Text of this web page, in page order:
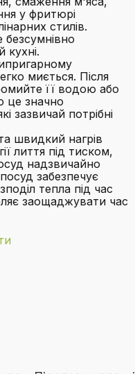
у фритюрі
стилів.
кухні.
миється. Після
її водою або
це значно
зазвичай потрібні
швидкий нагрів
лиття під тиском,
надзвичайно
забезпечує
тепла під час
заощаджувати час